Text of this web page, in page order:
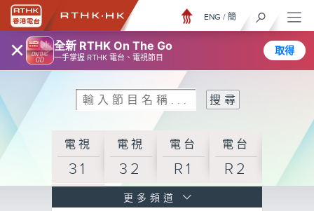
× 全新 RTHK On The Go
一手掌握 RTHK 電台、電視節目
取得
ENG / 簡
電視
31
電視
32
電台
R1
電台
R2
更多頻道